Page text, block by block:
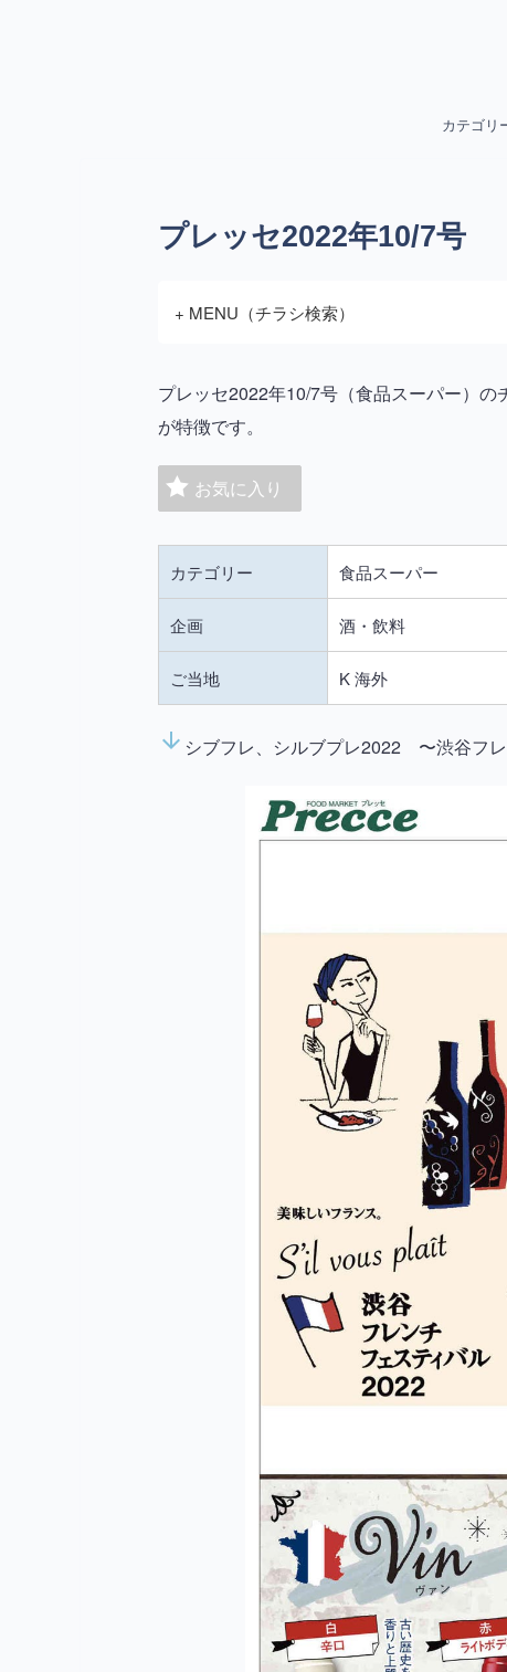
カテゴリ
プレッセ2022年10/7号
+ MENU（チラシ検索）
プレッセ2022年10/7号（食品スーパー）
が特徴です。
お気に入り
カテゴリー 食品スーパー
企画 酒・飲料
ご当地 K 海外
arrow_downward シブフレ、シルブプレ2022 〜渋谷フ